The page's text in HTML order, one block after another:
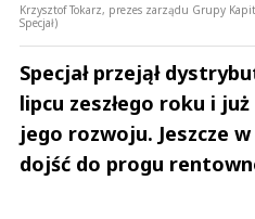
Krzysztof Tokarz, prezes zarządu Grupy
Specjał)
Specjał przejął
lipcu zeszłego roku i
jego rozwoju. Jeszcze
dojść do progu